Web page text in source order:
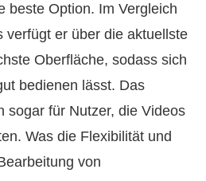
beste Option. Im Vergleich
verfügt er über die aktuellste
Oberfläche, sodass sich
bedienen lässt. Das
sogar für Nutzer, die Videos
Was die Flexibilität und
von